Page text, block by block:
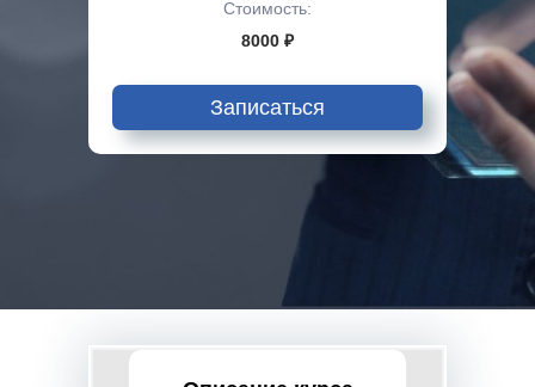
Стоимость:
8000 ₽
Записаться